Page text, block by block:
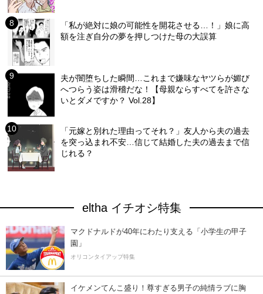
「私が絶対に娘の可能性を開花させる…！」娘に高
額を注ぎ自分の夢を押しつけた母の大誤算
夫が闇堕ちした瞬間…これまで嫌味なヤツらが媚び
へつらう姿は滑稽だな！【母親ならすべてを許さな
いとダメですか？ Vol.28】
「元嫁と別れた理由ってそれ？」友人から夫の過去
を突っ込まれ不安…信じて結婚した夫の過去まで信
じれる？
eltha イチオシ特集
マクドナルドが40年にわたり支える「小学生の甲子
園」
オリコンタイアップ特集
イケメンてんこ盛り！尊すぎる男子の純情ラブに胸